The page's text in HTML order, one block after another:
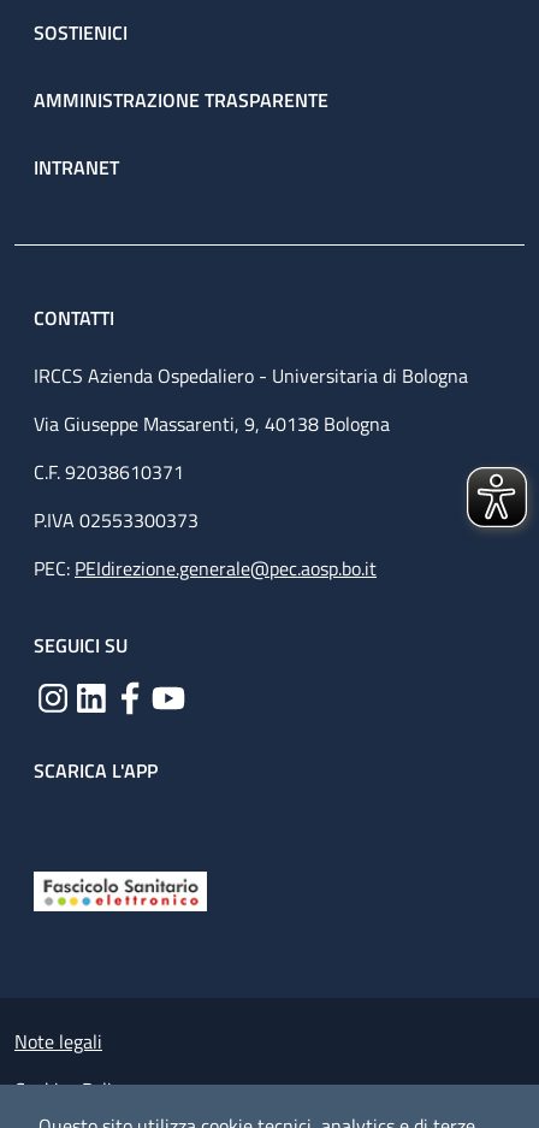
SOSTIENICI
AMMINISTRAZIONE TRASPARENTE
INTRANET
CONTATTI
IRCCS Azienda Ospedaliero - Universitaria di Bologna
Via Giuseppe Massarenti, 9, 40138 Bologna
C.F. 92038610371
P.IVA 02553300373
PEC: PEIdirezione.generale@pec.aosp.bo.it
SEGUICI SU
SCARICA L'APP
Small prints
Note legali
Cookies Policy